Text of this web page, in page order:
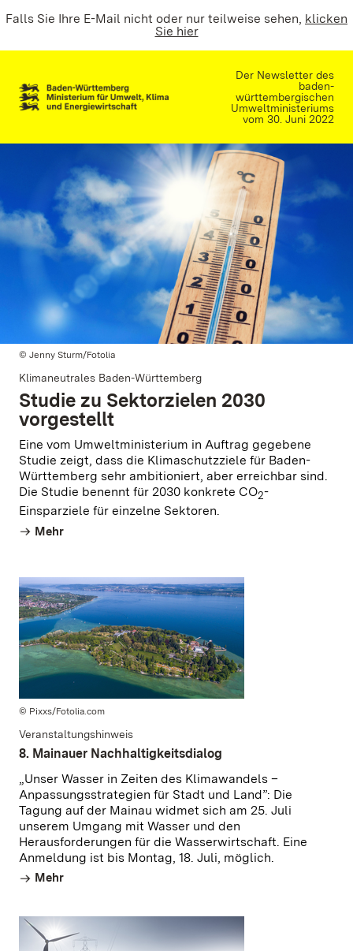
Falls Sie Ihre E-Mail nicht oder nur teilweise sehen, klicken
Sie hier
Der Newsletter des
baden-
württembergischen
Umweltministeriums
vom 30. Juni 2022
© Jenny Sturm/Fotolia
Klimaneutrales Baden-Württemberg
Studie zu Sektorzielen 2030
vorgestellt
Eine vom Umweltministerium in Auftrag gegebene
Studie zeigt, dass die Klimaschutzziele für Baden-
Württemberg sehr ambitioniert, aber erreichbar sind.
Die Studie benennt für 2030 konkrete CO2-
Einsparziele für einzelne Sektoren.
Mehr
© Pixxs/Fotolia.com
Veranstaltungshinweis
8. Mainauer Nachhaltigkeitsdialog
„Unser Wasser in Zeiten des Klimawandels –
Anpassungsstrategien für Stadt und Land”: Die
Tagung auf der Mainau widmet sich am 25. Juli
unserem Umgang mit Wasser und den
Herausforderungen für die Wasserwirtschaft. Eine
Anmeldung ist bis Montag, 18. Juli, möglich.
Mehr